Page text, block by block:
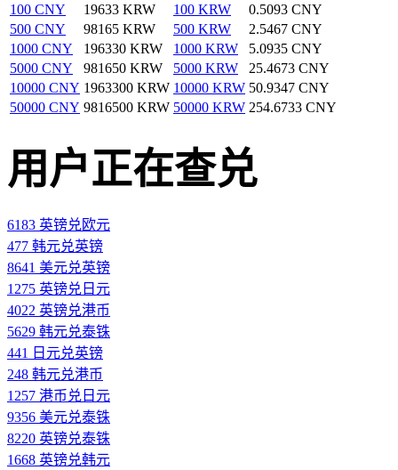
100 CNY
19633 KRW 100 KRW
0.5093 CNY
500 CNY
98165 KRW 500 KRW
2.5467 CNY
1000 CNY
196330 KRW 1000 KRW
5.0935 CNY
5000 CNY
981650 KRW 5000 KRW
25.4673 CNY
10000 CNY 1963300 KRW 10000 KRW 50.9347 CNY
50000 CNY 9816500 KRW 50000 KRW 254.6733 CNY
用户正在查兑
6183 英镑兑欧元
477 韩元兑英镑
8641 美元兑英镑
1275 英镑兑日元
4022 英镑兑港币
5629 韩元兑泰铢
441 日元兑英镑
248 韩元兑港币
1257 港币兑日元
9356 美元兑泰铢
8220 英镑兑泰铢
1668 英镑兑韩元